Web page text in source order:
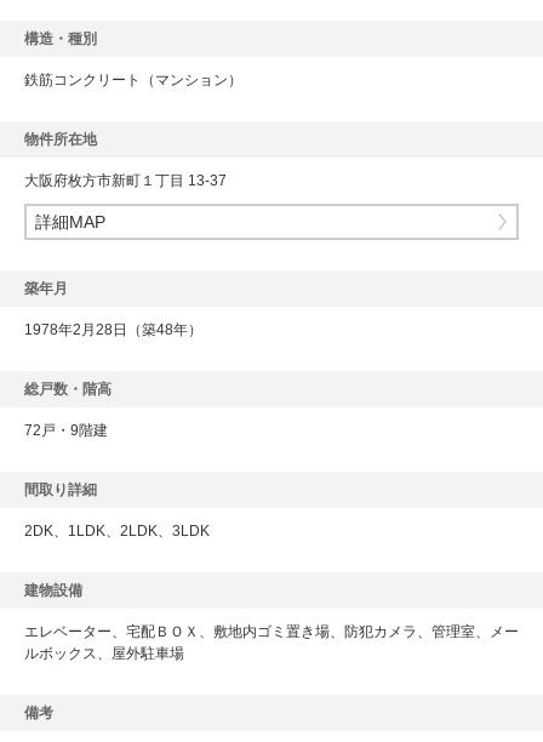
構造・種別
鉄筋コンクリート （マンション）
物件所在地
大阪府枚方市新町１丁目 13-37
詳細MAP
築年月
1978年2月28日（築48年）
総戸数・階高
72戸・9階建
間取り詳細
2DK、1LDK、2LDK、3LDK
建物設備
エレベーター、宅配ＢＯＸ、敷地内ゴミ置き場、防犯カメラ、管理室、メー
ルボックス、屋外駐車場
備考